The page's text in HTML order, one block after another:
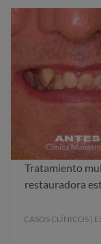
Tratamiento
restauradora
CASOS CLÍNICOS |